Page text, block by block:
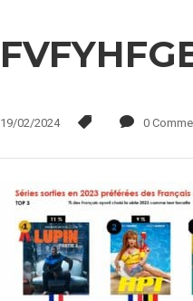
19/02/2024 0